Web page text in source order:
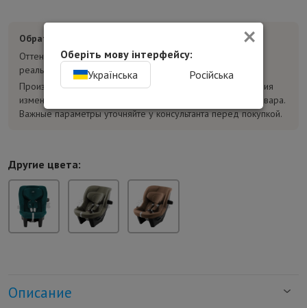
Обратите внимание:
Оттенок товара на фотографиях может отличаться от
реального.
Производитель может без предварительного уведомления
изменять конструкцию, комплектацию и характеристики товара.
Важные параметры уточняйте у консультанта перед покупкой.
Другие цвета:
Описание
×
Оберіть мову інтерфейсу:
Українська
Російська